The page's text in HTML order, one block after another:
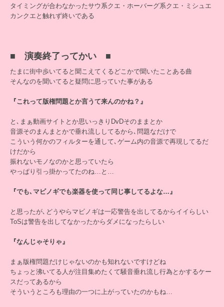
タイミングが合わなかったサウ系クエ・ホーバーグ系クエ・ミシュエ
カンクエと触れず終いである
■ 演奏終了ってかい ■
たまに街中歩いてると聞こえてくるどこかで聞いたことある曲
そんなのを聞いてると疑問に思っていた事がある
『これって版権問題とか言うて来んのかね？』
と､まぁ動画サイトとか思いっきりDvDそのままとか
音源そのまんまとかで垂れ流ししてるから､問題なだけで
こういう何かのフィルターを通して､ゲーム内の音源で再現してるだ
けだから
振れないモノなのかと思っていたら
やっぱり引っ掛かってたのね…と…
『でも､マビノギでも楽器を使って同じ事してるよな…』
と思ったが､どうやらマビノギは一応警告を出してるからイイらしい
ToSは警告を出してなかったからダメになったらしい
『なんじゃそりゃ』
まぁ版権問題だけじゃないのかも知れないですけどね
ちょっと沸いてる人が注目集めたくて騒音垂れ流し行為とかするケー
スだってあるから
そういうところも理由の一つに上がっていたのかもね…